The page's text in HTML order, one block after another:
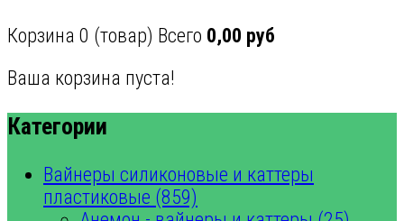
Корзина 0 (товар) Всего 0,00 руб
Ваша корзина пуста!
Категории
Вайнеры силиконовые и каттеры
пластиковые (859)